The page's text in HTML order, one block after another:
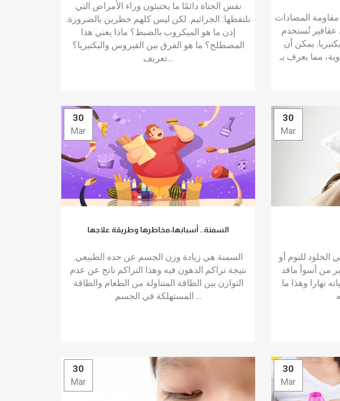
نفس الجناة دائمًا ما يختبئون وراء الأمراض التي
نلتقطها: الجراثيم. لكن ليس كلهم ​​خطرين بالضرورة.
إذن ما هو الميكروب بالضبط؟ ماذا يعني هذا
المصطلح؟ ما هو الفرق بين الفيروس والبكتيريا؟
تعريف...
المضادات
عقاقير تُستخدم
يمكن أن
مما يعرف بـ
30
Mar
السمنة.. أسبابها،مخاطرها وطريقة علاجها
.السمنة هي زيادة وزن الجسم عن حده الطبيعي
نتيجة تراكم الدهون فيه وهذا التراكم ناتج عن عدم
التوازن بين الطاقة المتناولة من الطعام والطاقة
المستهلكة في الجسم ...
30
Mar
للنوم أو
من أسوأ ماقد
نهارا وهذا ما
30
Mar
30
Mar